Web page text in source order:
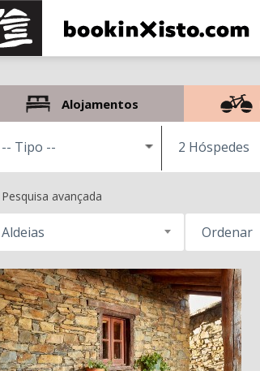
Alojamentos
2 Hóspedes
Pesquisa avançada
Aldeias Ordenar